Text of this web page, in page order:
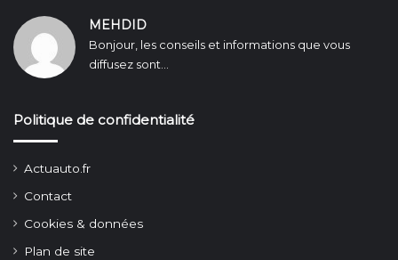
MEHDID
Bonjour, les conseils et informations que vous
diffusez sont...
Politique de confidentialité
Actuauto.fr
Contact
Cookies & données
Plan de site